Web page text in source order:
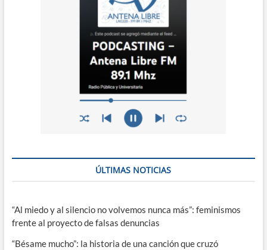
ÚLTIMAS NOTICIAS
“Al miedo y al silencio no volvemos nunca más”: feminismos
frente al proyecto de falsas denuncias
“Bésame mucho”: la historia de una canción que cruzó